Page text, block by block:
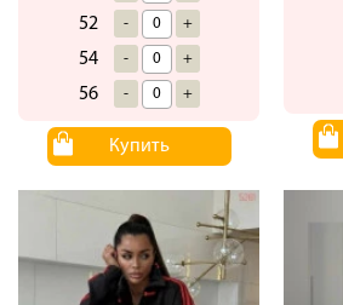
52 - +
54 - +
56 - +
Купить